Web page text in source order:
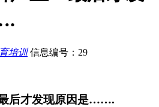
培训 信息编号：29
后才发现原因是…….